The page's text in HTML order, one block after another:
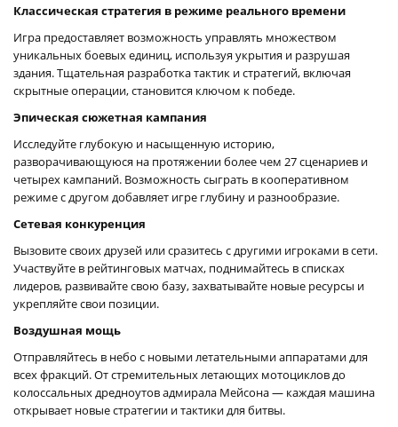
Классическая стратегия в режиме реального времени
Игра предоставляет возможность управлять множеством
уникальных боевых единиц, используя укрытия и разрушая
здания. Тщательная разработка тактик и стратегий, включая
скрытные операции, становится ключом к победе.
Эпическая сюжетная кампания
Исследуйте глубокую и насыщенную историю,
разворачивающуюся на протяжении более чем 27 сценариев и
четырех кампаний. Возможность сыграть в кооперативном
режиме с другом добавляет игре глубину и разнообразие.
Сетевая конкуренция
Вызовите своих друзей или сразитесь с другими игроками в сети.
Участвуйте в рейтинговых матчах, поднимайтесь в списках
лидеров, развивайте свою базу, захватывайте новые ресурсы и
укрепляйте свои позиции.
Воздушная мощь
Отправляйтесь в небо с новыми летательными аппаратами для
всех фракций. От стремительных летающих мотоциклов до
колоссальных дредноутов адмирала Мейсона — каждая машина
открывает новые стратегии и тактики для битвы.